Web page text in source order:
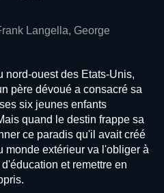
Langella, George
nord-ouest des Etats-Unis,
père dévoué a consacré sa
six jeunes enfants
quand le destin frappe sa
ce paradis qu'il avait créé
monde extérieur va l'obliger à
et remettre en